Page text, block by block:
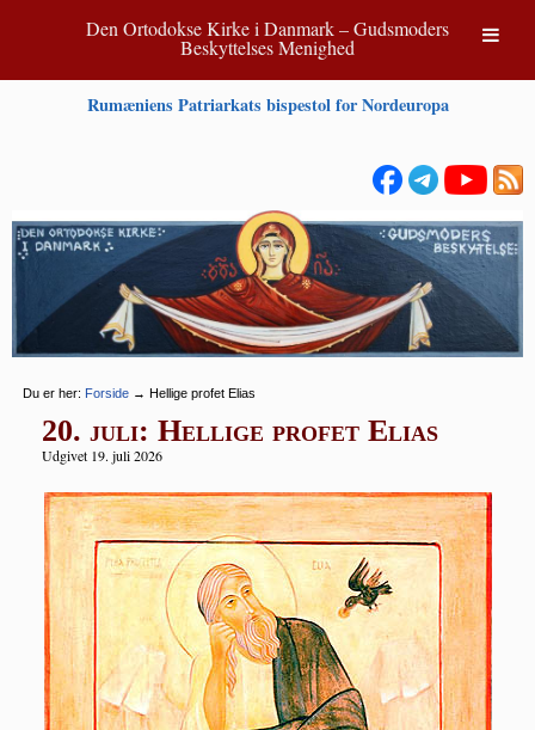
Den Ortodokse Kirke i Danmark – Gudsmoders
Beskyttelses Menighed
Rumæniens Patriarkats bispestol for Nordeuropa
Du er her: Forside → Hellige profet Elias
20. juli: Hellige profet Elias
Udgivet 19. juli 2026